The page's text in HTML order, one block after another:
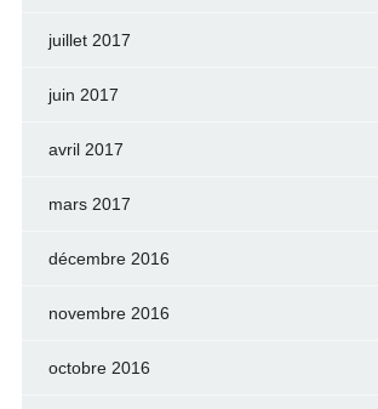
juillet 2017
juin 2017
avril 2017
mars 2017
décembre 2016
novembre 2016
octobre 2016